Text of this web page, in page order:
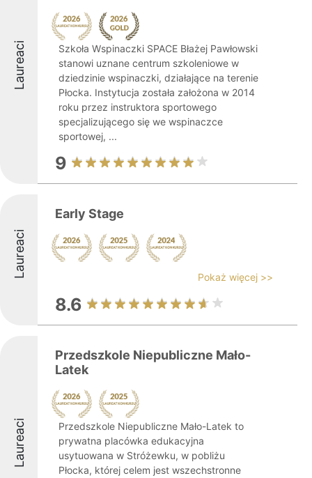
Laureaci
Szkoła Wspinaczki SPACE Błażej Pawłowski
stanowi uznane centrum szkoleniowe w
dziedzinie wspinaczki, działające na terenie
Płocka. Instytucja została założona w 2014
roku przez instruktora sportowego
specjalizującego się we wspinaczce
sportowej, ...
9
Laureaci
Early Stage
Pokaż więcej >>
8.6
Laureaci
Przedszkole Niepubliczne Mało-
Latek
Przedszkole Niepubliczne Mało-Latek to
prywatna placówka edukacyjna
usytuowana w Stróżewku, w pobliżu
Płocka, której celem jest wszechstronne